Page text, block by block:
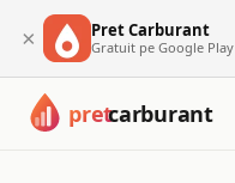
× Pret Carburant
Gratuit pe Google Play